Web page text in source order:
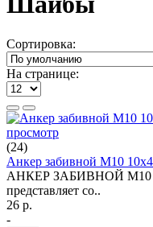
Сортировка:
На странице:
просмотр
(24)
Анкер забивной М10
АНКЕР ЗАБИВНОЙ М10
представляет со..
26 р.
-